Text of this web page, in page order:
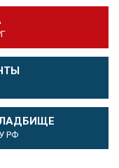
РФ